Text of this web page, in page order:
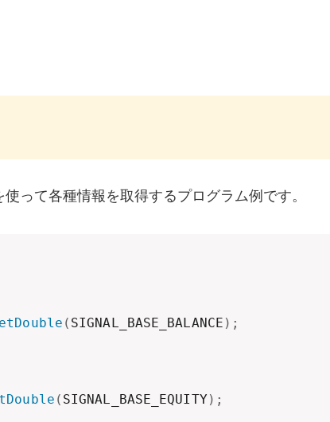
って各種情報を取得するプログラム例です。
( SIGNAL_BASE_BALANCE ) ;
( SIGNAL_BASE_EQUITY ) ;